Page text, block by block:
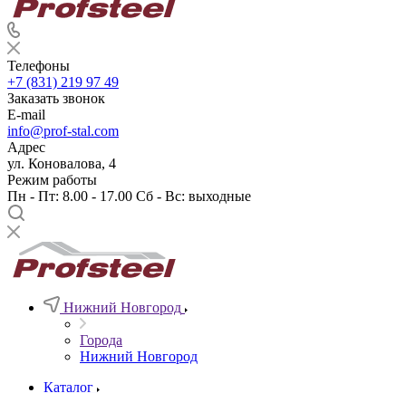
Телефоны
+7 (831) 219 97 49
Заказать звонок
E-mail
info@prof-stal.com
Адрес
ул. Коновалова, 4
Режим работы
Пн - Пт: 8.00 - 17.00 Сб - Вс: выходные
Нижний Новгород
Города
Нижний Новгород
Каталог